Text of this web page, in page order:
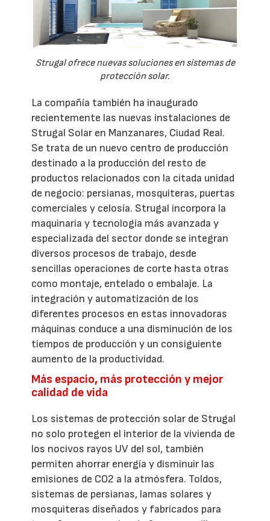
Strugal ofrece nuevas soluciones en sistemas de
protección solar.
La compañía también ha inaugurado
recientemente las nuevas instalaciones de
Strugal Solar en Manzanares, Ciudad Real.
Se trata de un nuevo centro de producción
destinado a la producción del resto de
productos relacionados con la citada unidad
de negocio: persianas, mosquiteras, puertas
comerciales y celosía. Strugal incorpora la
maquinaria y tecnología más avanzada y
especializada del sector donde se integran
diversos procesos de trabajo, desde
sencillas operaciones de corte hasta otras
como montaje, entelado o embalaje. La
integración y automatización de los
diferentes procesos en estas innovadoras
máquinas conduce a una disminución de los
tiempos de producción y un consiguiente
aumento de la productividad.
Más espacio, más protección y mejor
calidad de vida
Los sistemas de protección solar de Strugal
no solo protegen el interior de la vivienda de
los nocivos rayos UV del sol, también
permiten ahorrar energía y disminuir las
emisiones de CO2 a la atmósfera. Toldos,
sistemas de persianas, lamas solares y
mosquiteras diseñados y fabricados para